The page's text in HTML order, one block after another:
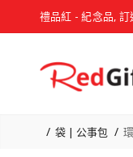
禮品紅 - 紀念品,
袋 | 公事包